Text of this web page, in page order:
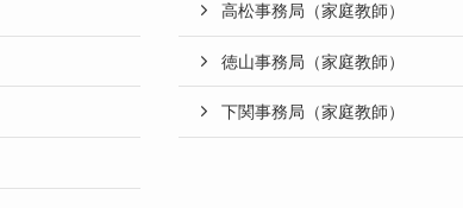
高松事務局（家庭教師）
徳山事務局（家庭教師）
下関事務局（家庭教師）